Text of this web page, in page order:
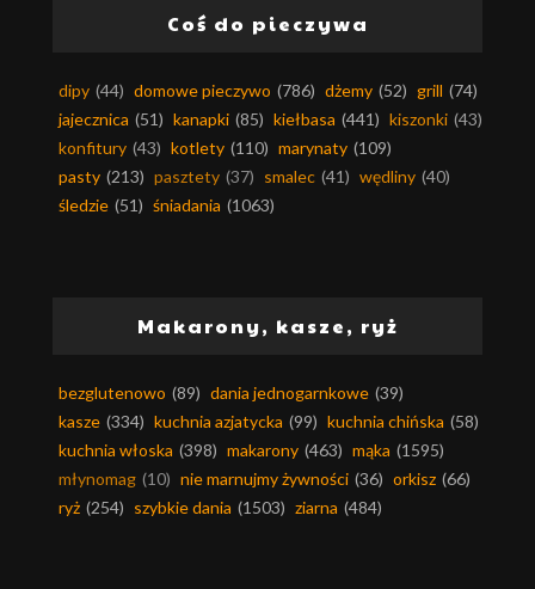
Coś do pieczywa
dipy (44) domowe pieczywo (786) dżemy (52) grill (74)
jajecznica (51) kanapki (85) kiełbasa (441) kiszonki (43)
konfitury (43) kotlety (110) marynaty (109)
pasty (213) pasztety (37) smalec (41) wędliny (40)
śledzie (51) śniadania (1063)
Makarony, kasze, ryż
bezglutenowo (89) dania jednogarnkowe (39)
kasze (334) kuchnia azjatycka (99) kuchnia chińska (58)
kuchnia włoska (398) makarony (463) mąka (1595)
młynomag (10) nie marnujmy żywności (36) orkisz (66)
ryż (254) szybkie dania (1503) ziarna (484)